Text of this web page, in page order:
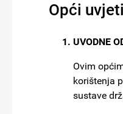
Opći
UVODNE
Ovim
korištenja
sustave